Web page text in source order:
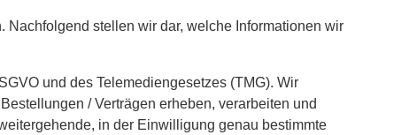
stellen wir dar, welche Informationen wir
und des Telemediengesetzes (TMG). Wir
/ Verträgen erheben, verarbeiten und
in der Einwilligung genau bestimmte